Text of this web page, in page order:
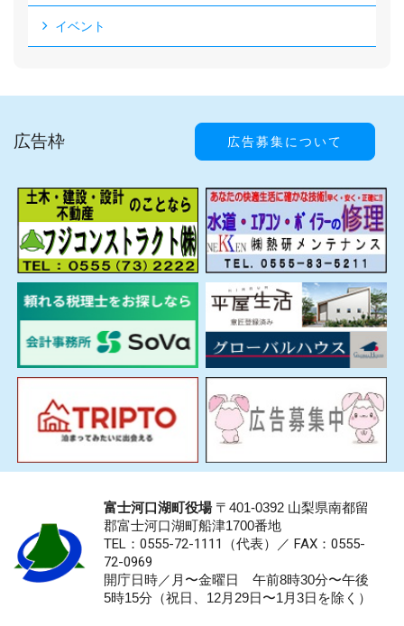
イベント
広告枠 広告募集について
富士河口湖町役場〒401-0392 山梨県南都留
郡富士河口湖町船津1700番地
TEL：0555-72-1111 （代表）／ FAX：0555-
72-0969
開庁日時／月〜金曜日 午前8時30分〜午後
5時15分（祝日、12月29日〜1月3日を除く）